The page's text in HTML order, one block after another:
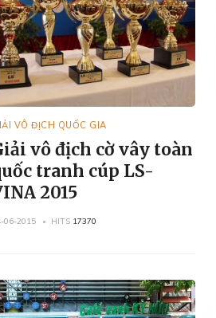
VÔ ĐỊCH QUỐC GIA
vô địch cờ vây toàn
tranh cúp LS-
2015
06-2015 HITS 17370